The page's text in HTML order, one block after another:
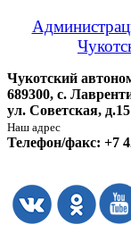
Чукотский
689300, с.
ул. Советская, д.15
Наш адрес
Телефон/факс: +7